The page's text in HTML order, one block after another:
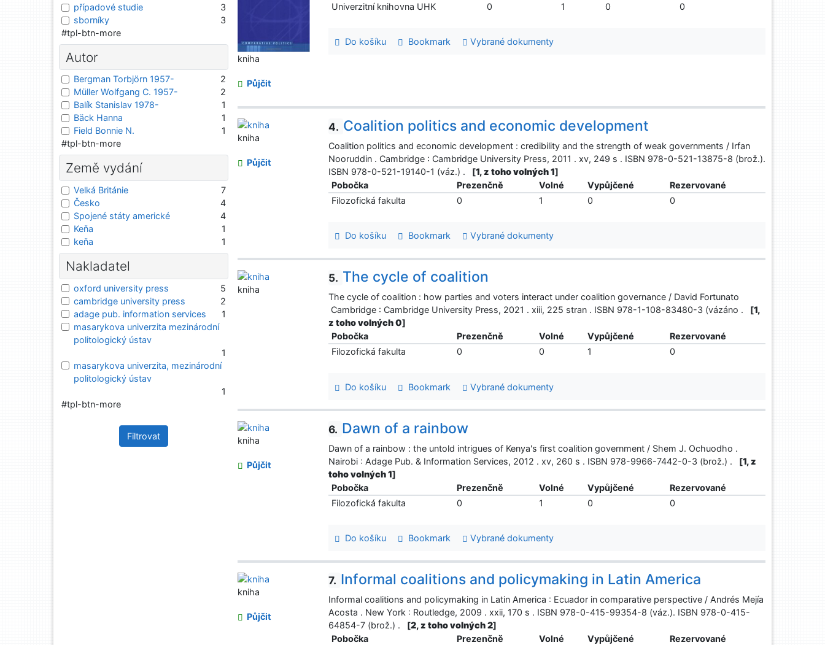
Univerzitní knihovna UHK
0 1 0 0
Do košíku Bookmark
Vybrané dokumenty
kniha
Půjčit
4. Coalition politics and economic development
Coalition politics and economic development : credibility and the strength of weak governments / Irfan
Nooruddin . Cambridge : Cambridge University Press, 2011 . xv, 249 s . ISBN 978-0-521-13875-8 (brož.).
ISBN 978-0-521-19140-1 (váz.) .
[1, z toho volných 1]
Pobočka
Prezenčně Volné Vypůjčené
Rezervované
Filozofická fakulta
0 1 0 0
Do košíku Bookmark Vybrané dokumenty
kniha
Půjčit
5. The cycle of coalition
The cycle of coalition : how parties and voters interact under coalition governance / David Fortunato
Cambridge : Cambridge University Press, 2021 . xiii, 225 stran . ISBN 978-1-108-83480-3 (vázáno .
[1,
z toho volných 0]
Pobočka
Prezenčně Volné Vypůjčené
Rezervované
Filozofická fakulta
0 0 1 0
Do košíku Bookmark Vybrané dokumenty
kniha
6. Dawn of a rainbow
Dawn of a rainbow : the untold intrigues of Kenya's first coalition government / Shem J. Ochuodho .
Nairobi : Adage Pub. & Information Services, 2012 . xv, 260 s . ISBN 978-9966-7442-0-3 (brož.) .
[1, z
toho volných 1]
Pobočka
Prezenčně Volné Vypůjčené
Rezervované
Filozofická fakulta
0 1 0 0
Do košíku Bookmark Vybrané dokumenty
kniha
Půjčit
7. Informal coalitions and policymaking in Latin America
Informal coalitions and policymaking in Latin America : Ecuador in comparative perspective / Andrés Mejía
Acosta . New York : Routledge, 2009 . xxii, 170 s . ISBN 978-0-415-99354-8 (váz.). ISBN 978-0-415-
64854-7 (brož.) .
[2, z toho volných 2]
Pobočka
Prezenčně Volné Vypůjčené
Rezervované
kniha
Půjčit
případové studie
3
sborníky
3
#tpl-btn-more
Autor
Bergman Torbjörn 1957-
2
Müller Wolfgang C. 1957-
2
Balík Stanislav 1978-
1
Bäck Hanna
1
Field Bonnie N.
1
#tpl-btn-more
Země vydání
Velká Británie
7
Česko
4
Spojené státy americké
4
Keňa
1
keňa
1
Nakladatel
oxford university press
5
cambridge university press
2
adage pub. information services
1
masarykova univerzita mezinárodní
politologický ústav
1
masarykova univerzita, mezinárodní
politologický ústav
1
#tpl-btn-more
Filtrovat